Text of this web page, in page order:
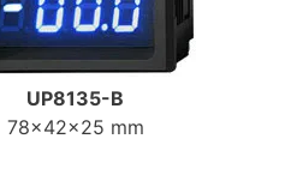
UP8135-B
78x42x25 mm